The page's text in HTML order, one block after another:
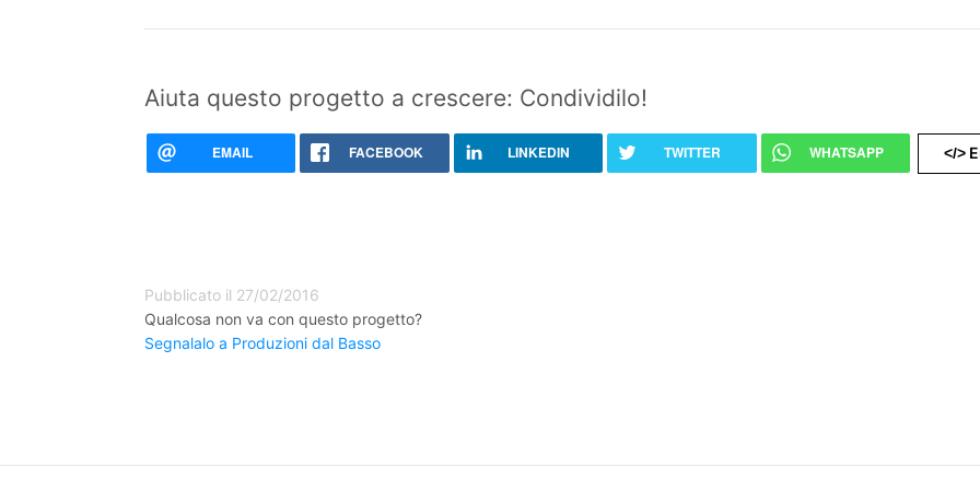
Aiuta questo progetto a crescere: Condividilo!
EMAIL FACEBOOK LINKEDIN TWITTER WHATSAPP </>
Pubblicato il 27/02/2016
Qualcosa non va con questo progetto?
Segnalalo a Produzioni dal Basso